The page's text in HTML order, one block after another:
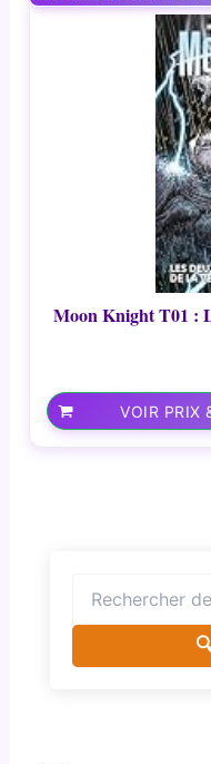
Moon Knight T01 :
VOIR PRIX